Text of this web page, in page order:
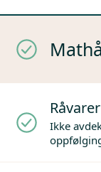
Råvarer
Ikke